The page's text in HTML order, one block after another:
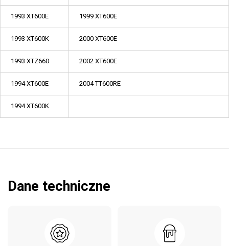
1993 XT600E 1999 XT600E
1993 XT600K 2000 XT600E
1993 XTZ660 2002 XT600E
1994 XT600E 2004 TT600RE
1994 XT600K
Dane techniczne